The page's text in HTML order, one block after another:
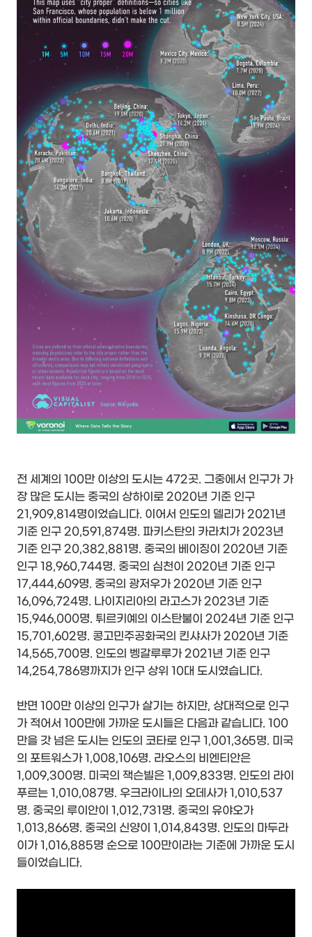
전 세계의 100만 이상의 도시는 472곳. 그중에서 인구가 가
장 많은 도시는 중국의 상하이로 2020년 기준 인구
21,909,814명이었습니다. 이어서 인도의 델리가 2021년
기준 인구 20,591,874명. 파키스탄의 카라치가 2023년
기준 인구 20,382,881명. 중국의 베이징이 2020년 기준
인구 18,960,744명. 중국의 심천이 2020년 기준 인구
17,444,609명. 중국의 광저우가 2020년 기준 인구
16,096,724명. 나이지리아의 라고스가 2023년 기준
15,946,000명. 튀르키예의 이스탄불이 2024년 기준 인구
15,701,602명. 콩고민주공화국의 킨샤사가 2020년 기준
14,565,700명. 인도의 벵갈루루가 2021년 기준 인구
14,254,786명까지가 인구 상위 10대 도시였습니다.
반면 100만 이상의 인구가 살기는 하지만, 상대적으로 인구
가 적어서 100만에 가까운 도시들은 다음과 같습니다. 100
만을 갓 넘은 도시는 인도의 코타로 인구 1,001,365명. 미국
의 포트워스가 1,008,106명. 라오스의 비엔티안은
1,009,300명. 미국의 잭슨빌은 1,009,833명. 인도의 라이
푸르는 1,010,087명. 우크라이나의 오데사가 1,010,537
명. 중국의 루이안이 1,012,731명. 중국의 유야오가
1,013,866명. 중국의 신양이 1,014,843명. 인도의 마두라
이가 1,016,885명 순으로 100만이라는 기준에 가까운 도시
들이었습니다.